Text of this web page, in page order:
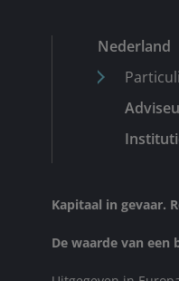
Nederland
Kapitaal in gevaar.
De waarde van